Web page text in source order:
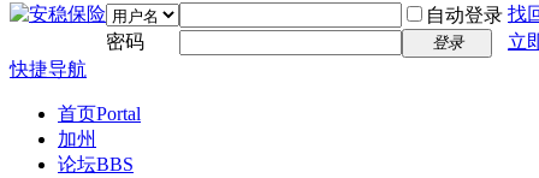
自动登录 找
密码
登录
立
快捷导航
首页Portal
加州
论坛BBS